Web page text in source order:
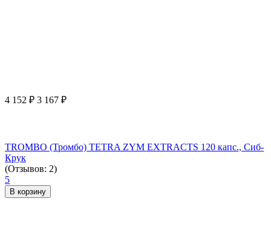
4 152 ₽ 3 167 ₽
TROMBO (Тромбо) TETRA ZYM EXTRACTS 120 капс., Сиб-
Крук
(Отзывов: 2)
5
В корзину